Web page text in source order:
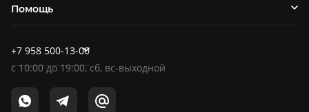
Помощь
+7 958 500-13-00
c10:00до19:00, сб, вс-выходной